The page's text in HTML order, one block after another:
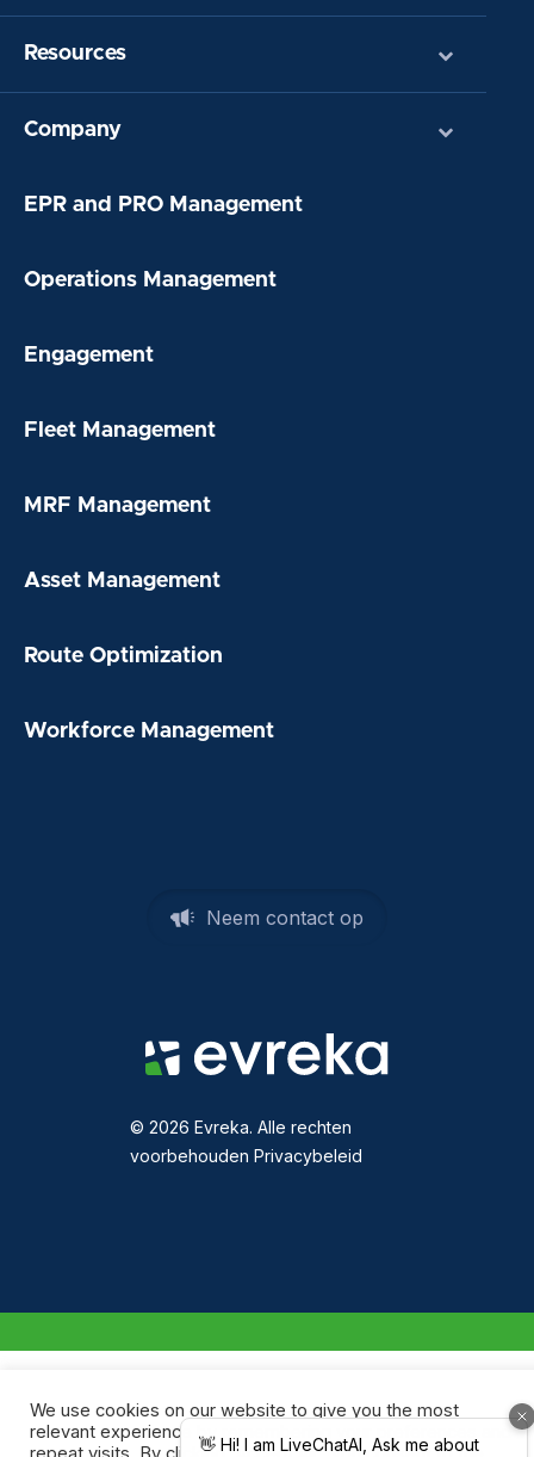
Resources
Company
EPR and PRO Management
Operations Management
Engagement
Fleet Management
MRF Management
Asset Management
Route Optimization
Workforce Management
Neem contact op
© 2026 Evreka. Alle rechten
voorbehouden Privacybeleid
We use cookies on our website to give you the most
relevant experience by remembering your preferences and